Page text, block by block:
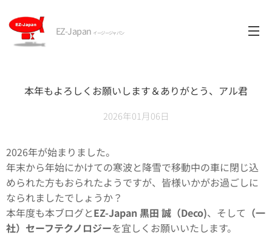
EZ-Japan イージージャパン
本年もよろしくお願いします＆ありがとう、アル君
2026年01月06日
2026年が始まりました。
年末から年始にかけての寒波と降雪で移動中の車に閉じ込
められた方もおられたようですが、皆様いかがお過ごしに
なられましたでしょうか？
本年度も本ブログとEZ-Japan 黒田 誠（Deco)、そして （一
社）セーフテクノロジーを宜しくお願いいたします。